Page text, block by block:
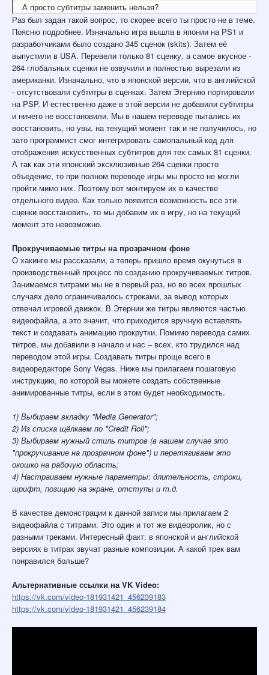
А просто субтитры заменить нельзя?
Раз был задан такой вопрос, то скорее всего ты просто не в теме.
Поясню подробнее. Изначально игра вышла в японии на PS1 и
разработчиками было создано 345 сценок (skits). Затем её
выпустили в USA. Перевели только 81 сценку, а самое вкусное -
264 глобальных сценки не озвучили и полностью вырезали из
американки. Изначально, что в японской версии, что в английской
- отсутствовали субтитры в сценках. Затем Этернию портировали
на PSP. И естественно даже в этой версии не добавили субтитры
и ничего не восстановили. Мы в нашем переводе пытались их
восстановить, но увы, на текущий момент так и не получилось, но
зато программист смог интегрировать самопальный код для
отображения искусственных субтитров для тех самых 81 сценки.
А так как эти японский эксклюзивные 264 сценки просто
объедение, то при полном переводе игры мы просто не могли
пройти мимо них. Поэтому вот монтируем их в качестве
отдельного видео. Как только появится возможность все эти
сценки восстановить, то мы добавим их в игру, но на текущий
момент это невозможно.
Прокручиваемые титры на прозрачном фоне
О хакинге мы рассказали, а теперь пришло время окунуться в
производственный процесс по созданию прокручиваемых титров.
Занимаемся титрами мы не в первый раз, но во всех прошлых
случаях дело ограничивалось строками, за вывод которых
отвечал игровой движок. В Этернии же титры являются частью
видеофайла, а это значит, что приходится вручную вставлять
текст и создавать анимацию прокрутки. Помимо перевода самих
титров, мы добавили в начало и нас – всех, кто трудился над
переводом этой игры. Создавать титры проще всего в
видеоредакторе Sony Vegas. Ниже мы прилагаем пошаговую
инструкцию, по которой вы можете создать собственные
анимированные титры, если в этом будет необходимость.
1) Выбираем вкладку "Media Generator";
2) Из списка щёлкаем по "Credit Roll";
3) Выбираем нужный стиль титров (в нашем случае это
"прокручивание на прозрачном фоне") и перетягиваем это
окошко на рабочую область;
4) Настраиваем нужные параметры: длительность, строки,
шрифт, позицию на экране, отступы и т.д.
В качестве демонстрации к данной записи мы прилагаем 2
видеофайла с титрами. Это один и тот же видеоролик, но с
разными треками. Интересный факт: в японской и английской
версиях в титрах звучат разные композиции. А какой трек вам
понравился больше?
Альтернативные ссылки на VK Video:
https://vk.com/video-181931421_456239183
https://vk.com/video-181931421_456239184